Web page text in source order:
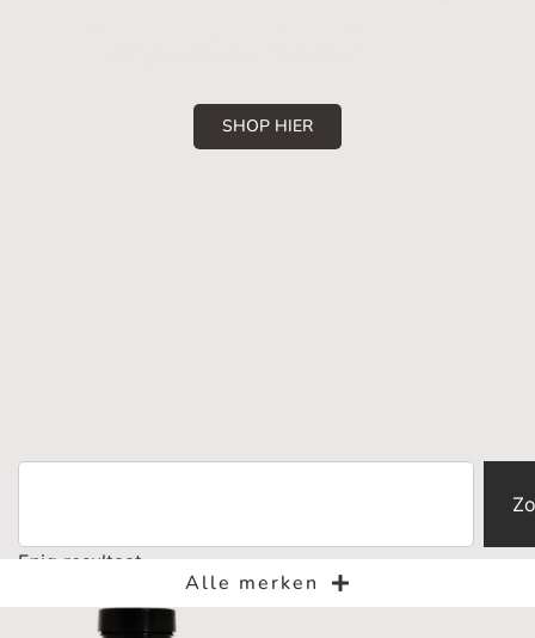
SHOP HIER
Alle merken
Enig resultaat